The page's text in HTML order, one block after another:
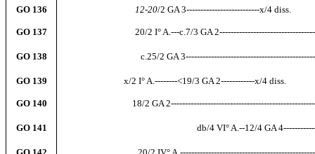
GO 136 12-20/2 GA 3--------------------------x/4 diss.
GO 137 --------------------------20/2 I° A.---c.7/3 GA
GO 138 ----------------------------c.25/2 GA
GO 139 ----------------------x/2 I° A.--------<19/3 GA 2------------x/4 diss.
GO 140 18/2 GA
GO 141 ------------------------------------------------db/4 VI° A.--12/4 GA